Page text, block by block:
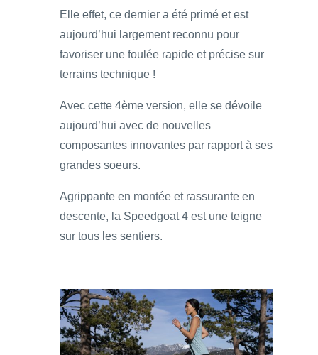
Elle effet, ce dernier a été primé et est
aujourd’hui largement reconnu pour
favoriser une foulée rapide et précise sur
terrains technique !
Avec cette 4ème version, elle se dévoile
aujourd’hui avec de nouvelles
composantes innovantes par rapport à ses
grandes soeurs.
Agrippante en montée et rassurante en
descente, la Speedgoat 4 est une teigne
sur tous les sentiers.